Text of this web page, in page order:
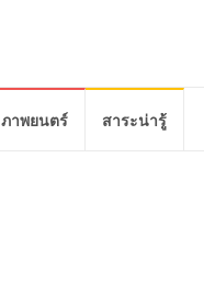
ภาพยนตร์ สาระน่ารู้